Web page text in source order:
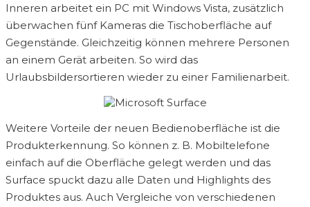
Inneren arbeitet ein PC mit Windows Vista, zusätzlich
überwachen fünf Kameras die Tischoberfläche auf
Gegenstände. Gleichzeitig können mehrere Personen
an einem Gerät arbeiten. So wird das
Urlaubsbildersortieren wieder zu einer Familienarbeit.
Weitere Vorteile der neuen Bedienoberfläche ist die
Produkterkennung. So können z. B. Mobiltelefone
einfach auf die Oberfläche gelegt werden und das
Surface spuckt dazu alle Daten und Highlights des
Produktes aus. Auch Vergleiche von verschiedenen